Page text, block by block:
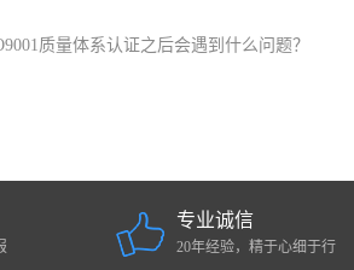
质量体系认证之后会遇到什么问题？
专业诚信
20年经验，精于心细于行